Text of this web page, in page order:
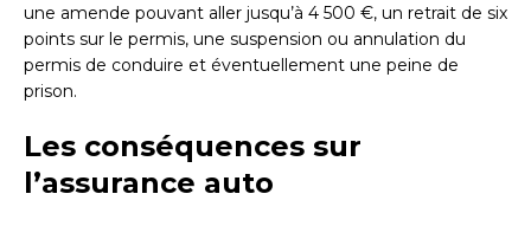
une amende pouvant aller jusqu’à 4 500 €, un retrait de six
points sur le permis, une suspension ou annulation du
permis de conduire et éventuellement une peine de
prison.
Les conséquences sur
l’assurance auto